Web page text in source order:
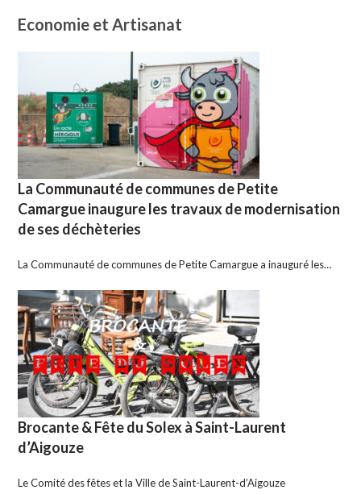
Economie et Artisanat
La Communauté de communes de Petite
Camargue inaugure les travaux de modernisation
de ses déchèteries
La Communauté de communes de Petite Camargue a inauguré les…
Brocante & Fête du Solex à Saint-Laurent
d’Aigouze
Le Comité des fêtes et la Ville de Saint-Laurent-d’Aigouze